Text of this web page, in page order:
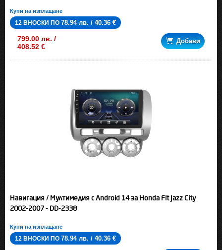
Купи на изплащане
12 ВНОСКИ ПО 78.94 лв. / 40.36 €
799.00 лв. /
408.52 €
Добави
Навигация / Мултимедия с Android 14 за Honda Fit Jazz City
2002-2007 - DD-2338
Купи на изплащане
12 ВНОСКИ ПО 78.94 лв. / 40.36 €